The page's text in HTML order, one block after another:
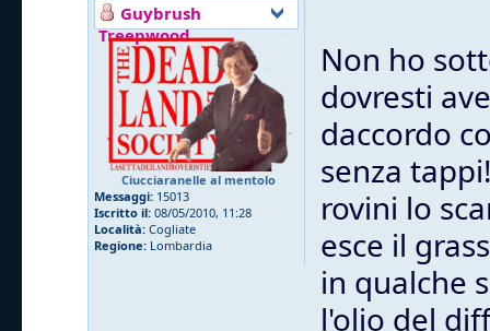
Guybrush
Treepwood
Ciucciaranelle al mentolo
Messaggi: 15013
Iscritto il: 08/05/2010, 11:28
Località: Cogliate
Regione: Lombardia
Non ho
dovresti
daccordo
senza
rovini lo
esce il
in qualche
l'olio del